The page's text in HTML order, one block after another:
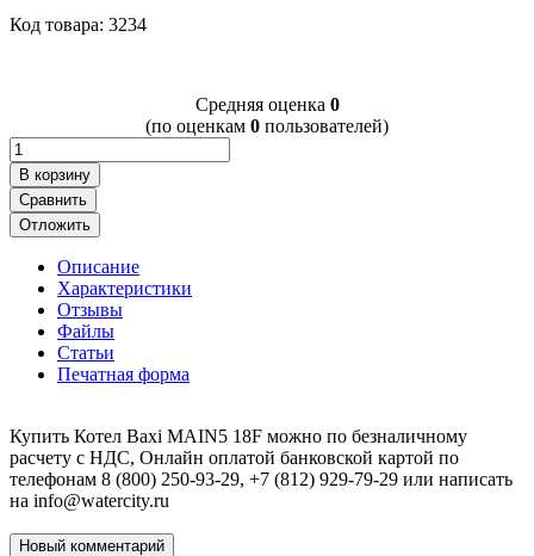
Код товара: 3234
Cредняя оценка 0
(по оценкам 0 пользователей)
В корзину
Сравнить
Отложить
Описание
Характеристики
Отзывы
Файлы
Статьи
Печатная форма
Купить Котел Baxi MAIN5 18F можно по безналичному
расчету с НДС, Онлайн оплатой банковской картой по
телефонам 8 (800) 250-93-29, +7 (812) 929-79-29 или написать
на info@watercity.ru
Новый комментарий